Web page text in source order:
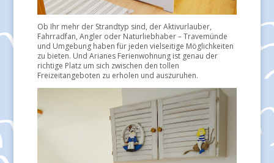
Ob Ihr mehr der Strandtyp sind, der Aktivurlauber,
Fahrradfan, Angler oder Naturliebhaber – Travemünde
und Umgebung haben für jeden vielseitige Möglichkeiten
zu bieten. Und Arianes Ferienwohnung ist genau der
richtige Platz um sich zwischen den tollen
Freizeitangeboten zu erholen und auszuruhen.